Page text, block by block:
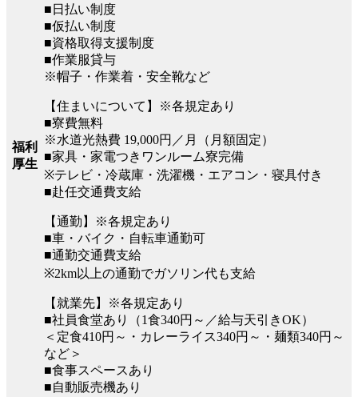
福利
厚生
■日払い制度
■仮払い制度
■資格取得支援制度
■作業服貸与
※帽子・作業着・安全靴など
【住まいについて】※各規定あり
■寮費無料
※水道光熱費 19,000円／月（月額固定）
■家具・家電つきワンルーム寮完備
※テレビ・冷蔵庫・洗濯機・エアコン・寝具付き
■赴任交通費支給
【通勤】※各規定あり
■車・バイク・自転車通勤可
■通勤交通費支給
※2km以上の通勤でガソリン代も支給
【就業先】※各規定あり
■社員食堂あり（1食340円～／給与天引きOK）
＜定食410円～・カレーライス340円～・麺類340円～
など＞
■食事スペースあり
■自動販売機あり